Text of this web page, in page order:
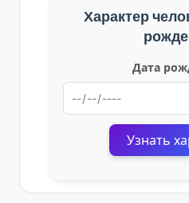
Характер
Дата
Узнать